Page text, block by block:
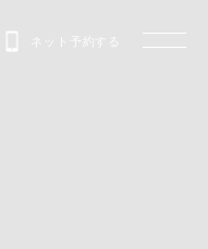
ネット予約する